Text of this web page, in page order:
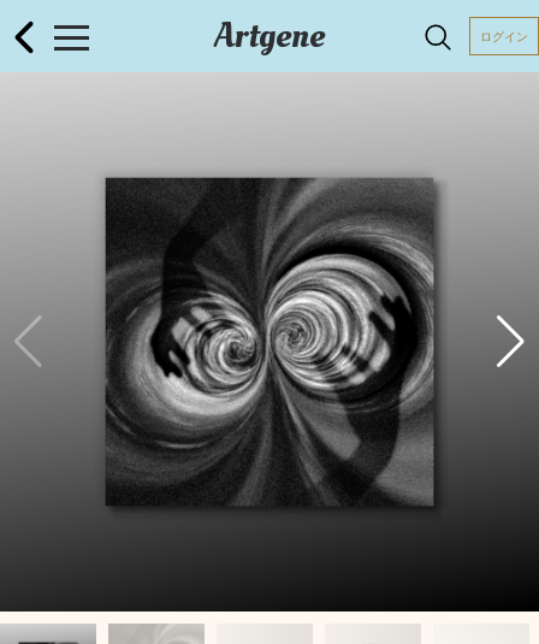
Artgene ログイン